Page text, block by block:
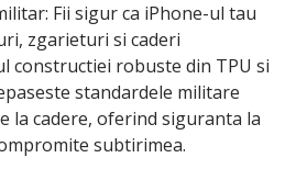
Fii sigur ca iPhone-ul tau
zgarieturi si caderi
constructiei robuste din TPU si
standardele militare
la cadere, oferind siguranta la
subtirimea.